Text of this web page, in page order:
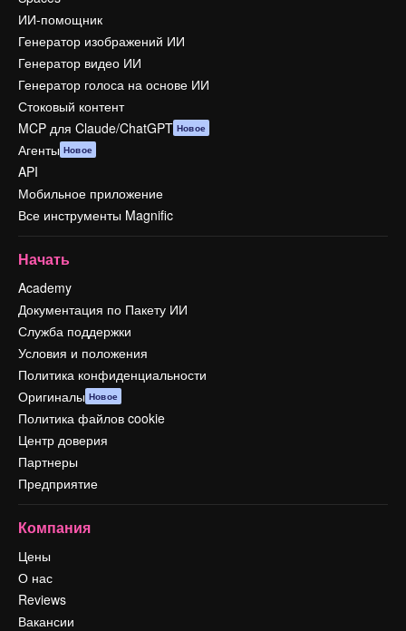
ИИ-помощник
Генератор изображений ИИ
Генератор видео ИИ
Генератор голоса на основе ИИ
Стоковый контент
MCP для Claude/ChatGPT Новое
Агенты Новое
API
Мобильное приложение
Все инструменты Magnific
Начать
Academy
Документация по Пакету ИИ
Служба поддержки
Условия и положения
Политика конфиденциальности
Оригиналы Новое
Политика файлов cookie
Центр доверия
Партнеры
Предприятие
Компания
Цены
О нас
Reviews
Вакансии